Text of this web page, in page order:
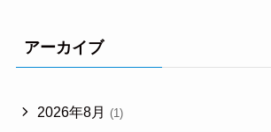
アーカイブ
2026年8月 (1)